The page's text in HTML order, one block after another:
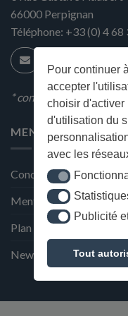
Pour continuer
accepter
choisir d'activer
d'utilisation du
avec les
Statistiques
Publicité et
Publicité
Tout
66000 Perpignan
Téléphone: +33 (0) 4 68
* condition en magasin
MENU
Conditions générales de
Mentions Légales et
Plan du site
Newsletter de la Maison